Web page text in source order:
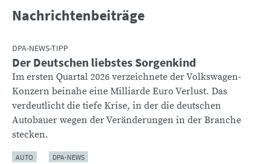
Nachrichtenbeiträge
DPA-NEWS-TIPP
Der Deutschen liebstes Sorgenkind
Im ersten Quartal 2026 verzeichnete der Volkswagen-
Konzern beinahe eine Milliarde Euro Verlust. Das
verdeutlicht die tiefe Krise, in der die deutschen
Autobauer wegen der Veränderungen in der Branche
stecken.
AUTO DPA-NEWS